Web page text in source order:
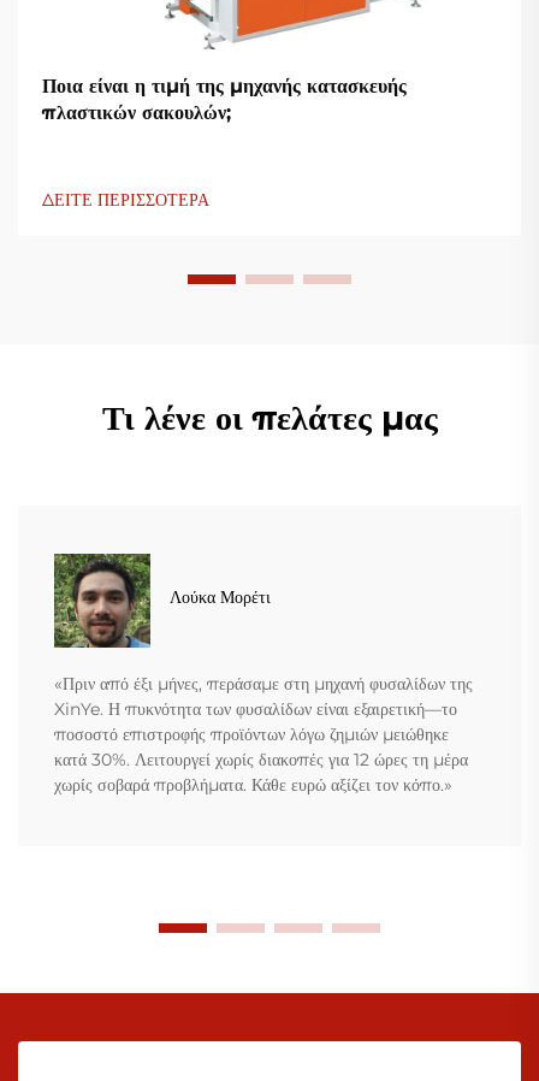
Ποια είναι η τιμή της μηχανής κατασκευής
πλαστικών σακουλών;
ΔΕΙΤΕ ΠΕΡΙΣΣΟΤΕΡΑ
Τι λένε οι πελάτες μας
Λούκα Μορέτι
«Πριν από έξι μήνες, περάσαμε στη μηχανή φυσαλίδων της
XinYe. Η πυκνότητα των φυσαλίδων είναι εξαιρετική—το
ποσοστό επιστροφής προϊόντων λόγω ζημιών μειώθηκε
κατά 30%. Λειτουργεί χωρίς διακοπές για 12 ώρες τη μέρα
χωρίς σοβαρά προβλήματα. Κάθε ευρώ αξίζει τον κόπο.»